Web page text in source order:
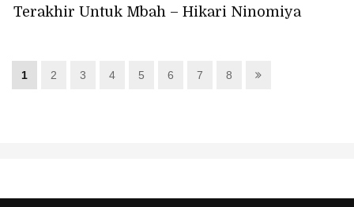
Terakhir Untuk Mbah – Hikari Ninomiya
1 2 3 4 5 6 7 8